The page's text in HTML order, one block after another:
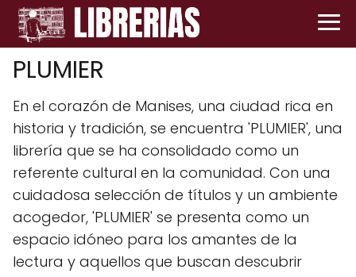
PLUMIER
En el corazón de Manises, una ciudad rica en
historia y tradición, se encuentra 'PLUMIER', una
librería que se ha consolidado como un
referente cultural en la comunidad. Con una
cuidadosa selección de títulos y un ambiente
acogedor, 'PLUMIER' se presenta como un
espacio idóneo para los amantes de la
lectura y aquellos que buscan descubrir